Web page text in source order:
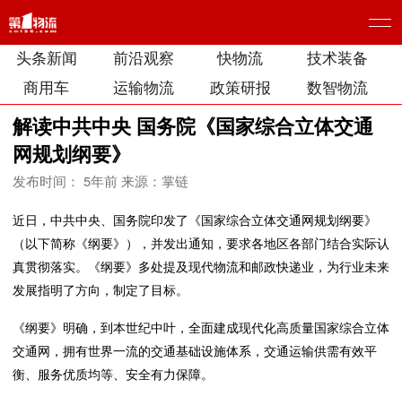
头条新闻 前沿观察 快物流
技术装备
商用车
运输物流 政策研报 数智物流
解读中共中央 国务院《国家综合立体交通
网规划纲要》
发布时间： 5年前来源：掌链
近日，中共中央、国务院印发了《国家综合立体交通网规划纲要》
（以下简称《纲要》），并发出通知，要求各地区各部门结合实际认
真贯彻落实。《纲要》多处提及现代物流和邮政快递业，为行业未来
发展指明了方向，制定了目标。
《纲要》明确，到本世纪中叶，全面建成现代化高质量国家综合立体
交通网，拥有世界一流的交通基础设施体系，交通运输供需有效平
衡、服务优质均等、安全有力保障。